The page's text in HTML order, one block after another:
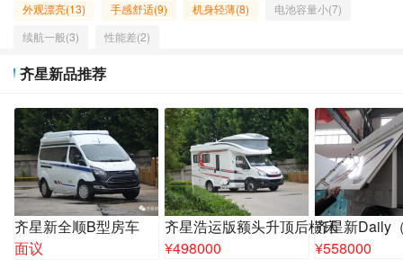
外观漂亮(13) 手感舒适(9) 机身轻薄(8)
电池容量小(7)
续航一般(3)
性能差(2)
齐星新品推荐
齐星新全顺B型房车
面议
齐星浩运版额头升顶后横床
¥498000
齐星新Daily
¥558000